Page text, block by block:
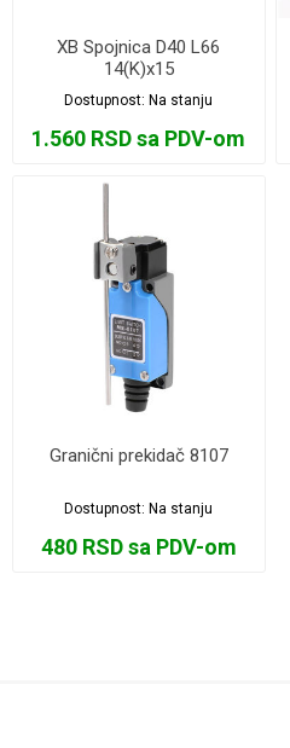
XB Spojnica D40 L66
14(K)x15
Dostupnost: Na stanju
1.560 RSD sa PDV-om
Granični prekidač 8107
Dostupnost: Na stanju
480 RSD sa PDV-om